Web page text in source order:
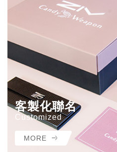
客製化聯名
Customized
MORE